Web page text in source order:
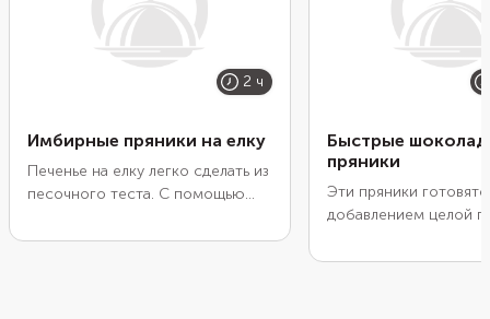
2 ч
Имбирные пряники на елку
Печенье на елку легко сделать из
песочного теста. С помощью
вырезать всевозможные фигурки:
Быстрые
пряники
Эти пряники
добавлением целой
какао-порошка,